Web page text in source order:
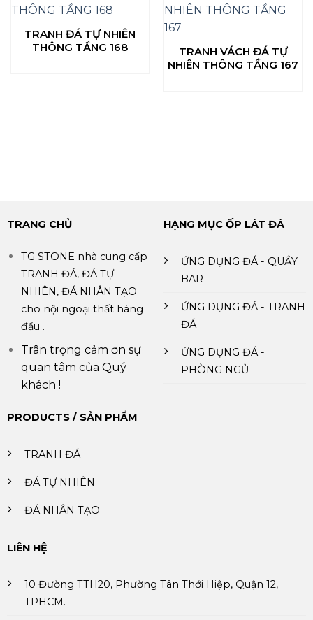
TRANH ĐÁ TỰ NHIÊN
THÔNG TẦNG 168
TRANH VÁCH ĐÁ TỰ
NHIÊN THÔNG TẦNG 167
TRANG CHỦ
TG STONE nhà cung cấp
TRANH ĐÁ, ĐÁ TỰ
NHIÊN, ĐÁ NHÂN TẠO
cho nội ngoại thất hàng
đầu .
Trân trọng cảm ơn sự
quan tâm của Quý
khách !
HẠNG MỤC ỐP LÁT ĐÁ
ỨNG DỤNG ĐÁ - QUẦY
BAR
ỨNG DỤNG ĐÁ - TRANH
ĐÁ
ỨNG DỤNG ĐÁ -
PHÒNG NGỦ
PRODUCTS / SẢN PHẨM
TRANH ĐÁ
ĐÁ TỰ NHIÊN
ĐÁ NHÂN TẠO
LIÊN HỆ
10 Đường TTH20, Phường Tân Thới Hiệp, Quận 12,
TPHCM.